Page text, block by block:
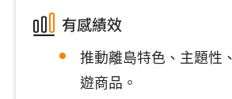
有感績效
推動離島特色、主題性
遊商品。